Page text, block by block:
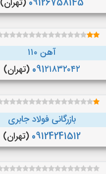
09126758145 (تهران)
آهن ۱۱۰
091۲۱۸۳۲۰۴۲ (تهران)
بازرگانی فولاد جابری
09124241512 (تهران)